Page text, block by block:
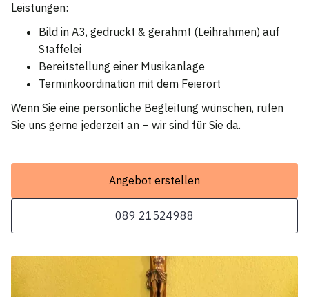
Leistungen:
Bild in A3, gedruckt & gerahmt (Leihrahmen) auf
Staffelei
Bereitstellung einer Musikanlage
Terminkoordination mit dem Feierort
Wenn Sie eine persönliche Begleitung wünschen, rufen
Sie uns gerne jederzeit an – wir sind für Sie da.
Angebot erstellen
089 21524988